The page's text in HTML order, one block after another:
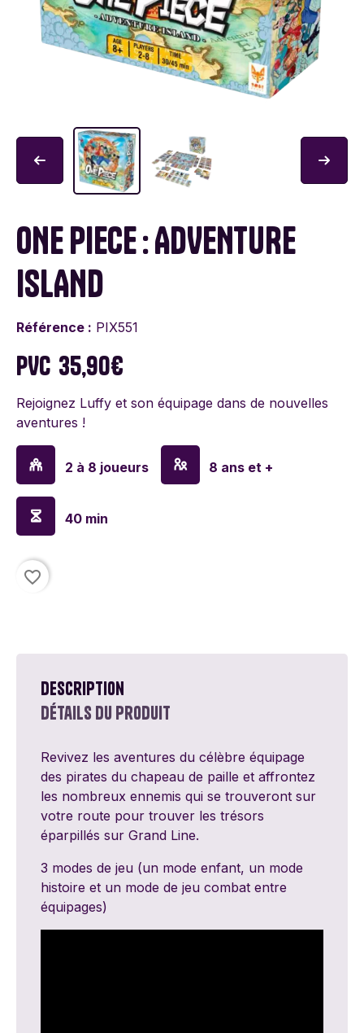
ONE PIECE : ADVENTURE
ISLAND
Référence : PIX551
PVC 35,90€
Rejoignez Luffy et son équipage dans de nouvelles
aventures !
2 à 8 joueurs 8 ans et +
40 min
favorite_border
Description
Détails du produit
Revivez les aventures du célèbre équipage
des pirates du chapeau de paille et affrontez
les nombreux ennemis qui se trouveront sur
votre route pour trouver les trésors
éparpillés sur Grand Line.
3 modes de jeu (un mode enfant, un mode
histoire et un mode de jeu combat entre
équipages)